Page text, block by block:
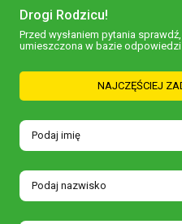
Drogi Rodzicu!
Przed wysłaniem pytania
umieszczona w bazie
NAJCZĘŚCIEJ